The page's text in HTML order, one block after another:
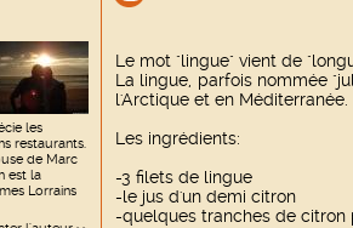
les
restaurants.
de Marc
est la
Lorrains
Le mot "lingue" vient de
La lingue, parfois nommée
l'Arctique et en Méditerranée.
Les ingrédients:
-3 filets de lingue
-le jus d'un demi citron
-quelques tranches de citron